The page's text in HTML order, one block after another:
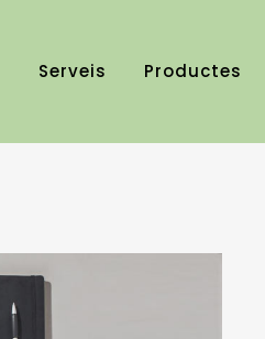
Serveis Productes